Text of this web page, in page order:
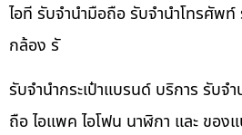
ไอที รับจำนำมือถือ รับจำนำโทรศัพท์
กล้อง รั
รับจำนำกระเป๋าแบรนด์ บริการ รับจ
ถือ ไอแพค ไอโฟน นาฬิกา และ ของ